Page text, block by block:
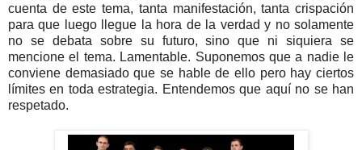
cuenta de este tema, tanta manifestación, tanta crispación
para que luego llegue la hora de la verdad y no solamente
no se debata sobre su futuro, sino que ni siquiera se
mencione el tema. Lamentable. Suponemos que a nadie le
conviene demasiado que se hable de ello pero hay ciertos
límites en toda estrategia. Entendemos que aquí no se han
respetado.